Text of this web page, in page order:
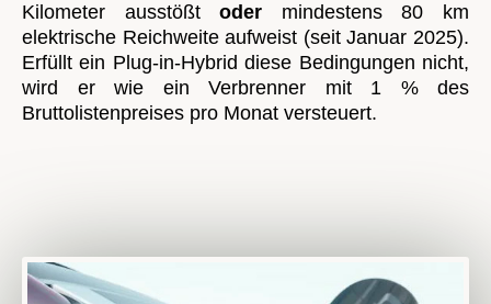
Kilometer ausstößtoder mindestens 80 km
elektrische Reichweite aufweist (seit Januar 2025).
Erfüllt ein Plug-in-Hybrid diese Bedingungen nicht,
wird er wie ein Verbrenner mit 1 % des
Bruttolistenpreises pro Monat versteuert.